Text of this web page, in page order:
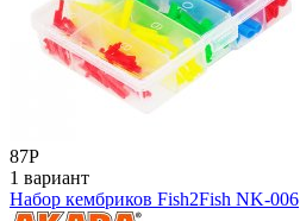
87Р
1 вариант
Набор кембриков Fish2Fish NK-006